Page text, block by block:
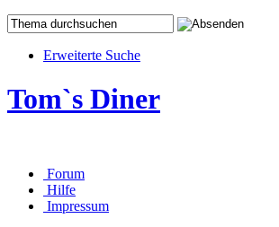
Erweiterte Suche
Tom`s Diner
Forum
Hilfe
Impressum